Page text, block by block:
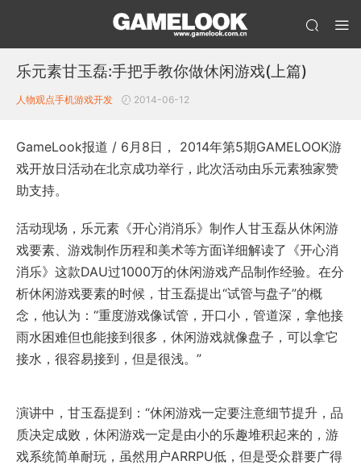
乐元素甘玉磊:手把手教你做休闲游戏(上篇)
人物观点手机游戏开发 2014-06-12
GameLook报道 / 6月8日， 2014年第5期GAMELOOK游
戏开放日活动在北京成功举行，此次活动由乐元素独家赞
助支持。
活动现场，乐元素《开心消消乐》制作人甘玉磊从休闲游
戏要素、游戏制作历程和美术等方面详细解读了《开心消
消乐》这款DAU过1000万的休闲游戏产品制作经验。在分
析休闲游戏要素的时候，甘玉磊提出“试管与盘子”的概
念，他认为：“重度游戏像试管，开口小，管道深，拿他接
雨水困难但也能接到很多，休闲游戏就像盘子，可以拿它
接水，很容易接到，但是很浅。”
演讲中，甘玉磊提到：“休闲游戏一定要注意细节提升，品
质决定成败，休闲游戏一定是由小的乐趣堆积起来的，游
戏系统简单耐玩，虽然用户ARRPU低，但是受众群要广得